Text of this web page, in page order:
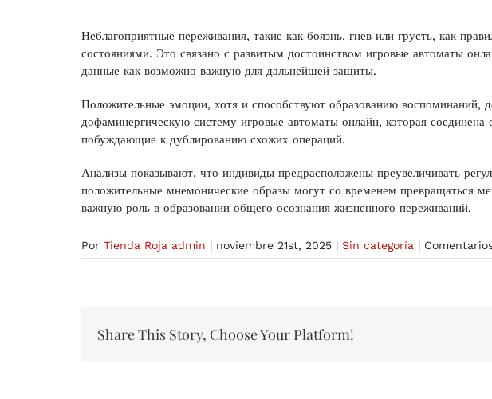
Неблагоприятные переживания, такие как боязнь, гнев или грусть, как
состояниями. Это связано с развитым достоинством игровые автоматы
данные как возможно важную для дальнейшей защиты.
Положительные эмоции, хотя и способствуют образованию воспоминаний,
дофаминергическую систему игровые автоматы онлайн, которая
побуждающие к дублированию схожих операций.
Анализы показывают, что индивиды предрасположены преувеличивать
положительные мнемонические образы могут со временем превращаться
важную роль в образовании общего осознания жизненного переживаний.
Por Tienda Roja admin | noviembre 21st, 2025 | Sin categoría |
Share This Story, Choose Your Platform!